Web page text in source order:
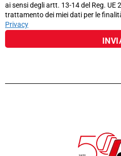
ai sensi degli artt. 13-14 del Reg. UE
trattamento dei miei dati per le
Privacy